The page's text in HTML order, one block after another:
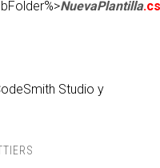
NuevaPlantilla.cs
Studio y